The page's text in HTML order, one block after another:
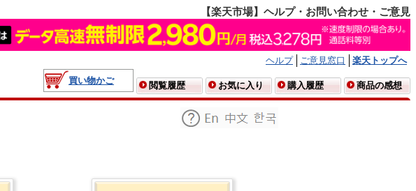
【楽天市場】ヘルプ・お問い合わせ・ご意見
ヘルプ ご意見窓口
楽天トップへ
買い物かご
閲覧履歴 お気に入り 購入履歴 商品の感想